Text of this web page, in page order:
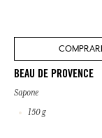
BEAU DE PROVENCE
Sapone
150 g